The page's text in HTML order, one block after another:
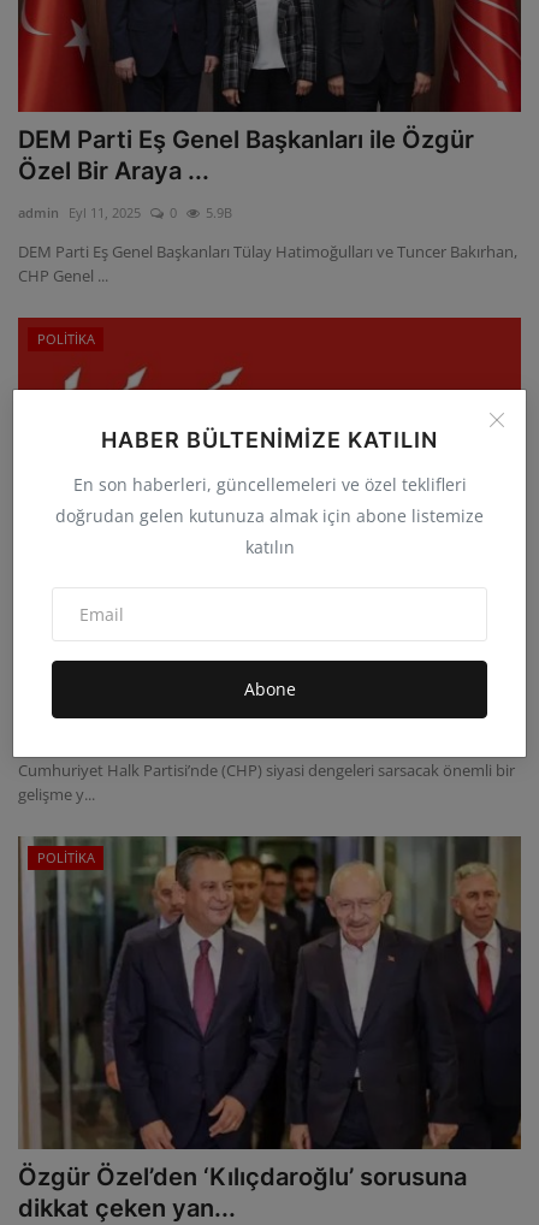
HABER BÜLTENIMIZE KATILIN
En son haberleri, güncellemeleri ve özel teklifleri
doğrudan gelen kutunuza almak için abone listemize
katılın
Abone
DEM Parti Eş Genel Başkanları ile Özgür
Özel Bir Araya ...
admin Eyl 11, 2025 0 5.9B
DEM Parti Eş Genel Başkanları Tülay Hatimoğulları ve Tuncer Bakırhan,
CHP Genel ...
POLİTİKA
CHP’de Kritik Karar Olağanüstü Kurultay
Cumhuriyet Halk Partisi’nde (CHP) siyasi dengeleri sarsacak önemli bir
gelişme y...
POLİTİKA
Özgür Özel’den ‘Kılıçdaroğlu’ sorusuna
dikkat çeken yan...